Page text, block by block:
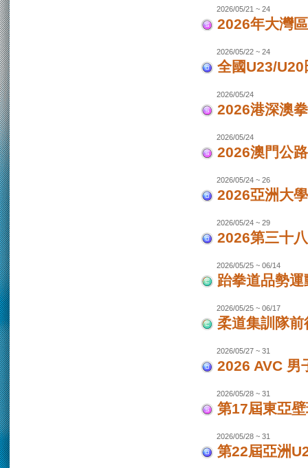
2026/05/21 ~ 24
2026年大灣
2026/05/22 ~ 24
全國U23/
2026/05/24
2026港深澳
2026/05/24
2026澳門公
2026/05/24 ~ 26
2026亞洲大
2026/05/24 ~ 29
2026第三十
2026/05/25 ~ 06/14
跆拳道品勢
2026/05/25 ~ 06/17
柔道集訓隊
2026/05/27 ~ 31
2026 AVC 男
2026/05/28 ~ 31
第17屆東亞
2026/05/28 ~ 31
第22屆亞洲